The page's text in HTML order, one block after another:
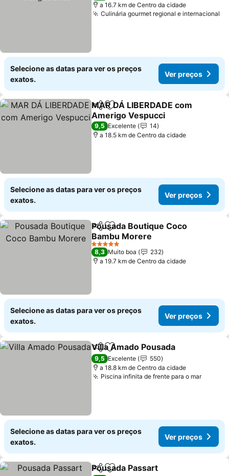
a 16.7 km de Centro da cidade
Culinária gourmet regional e internacional
Selecione as datas para ver os preços
exatos.
Ver preços
PartilharAdicionar aos favoritos
MAR DÁ LIBERDADE com
Amerigo Vespucci
9,5 Excelente
14
a 18.5 km de Centro da cidade
Selecione as datas para ver os preços
exatos.
Ver preços
PartilharAdicionar aos favoritos
Pousada Boutique Coco
Bambu Morere
5 Estrelas
8,3 Muito boa
232
a 19.7 km de Centro da cidade
Selecione as datas para ver os preços
exatos.
Ver preços
PartilharAdicionar aos favoritos
Villa Amado Pousada
9,5 Excelente
550
a 18.8 km de Centro da cidade
Piscina infinita de frente para o mar
Selecione as datas para ver os preços
exatos.
Ver preços
PartilharAdicionar aos favoritos
Pousada Passart